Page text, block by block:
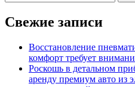
Свежие записи
Восстановление
комфорт требует
Роскошь в детальном
аренду премиум авто из